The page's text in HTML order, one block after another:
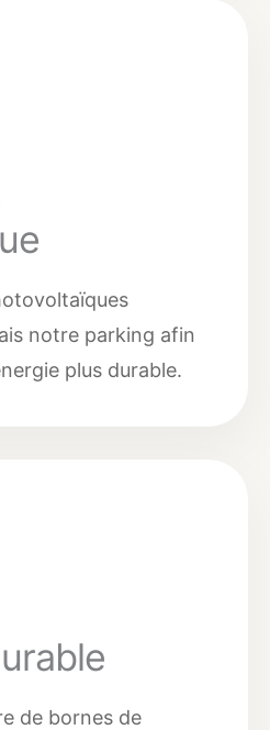
notre parking afin
plus durable.
de bornes de